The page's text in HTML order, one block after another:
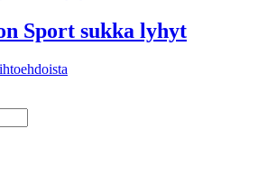
32,40 €
useampi
muunnelma.
Sport sukka lyhyt